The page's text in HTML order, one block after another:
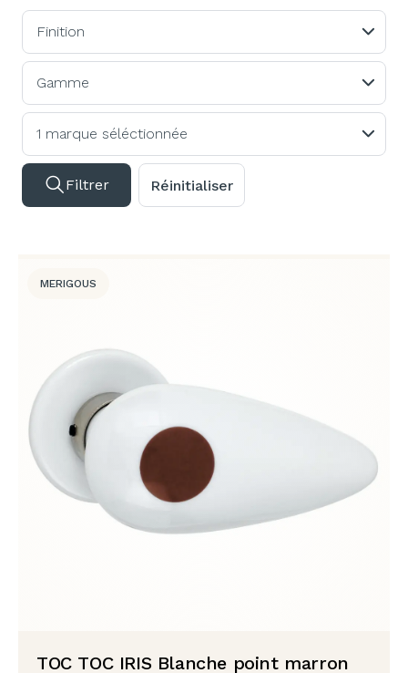
Finition
Gamme
1 marque séléctionnée
Filtrer Réinitialiser
MERIGOUS
TOC TOC IRIS Blanche point marron